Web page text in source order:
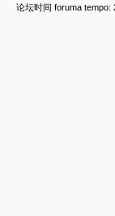
论坛时间 foruma tempo: